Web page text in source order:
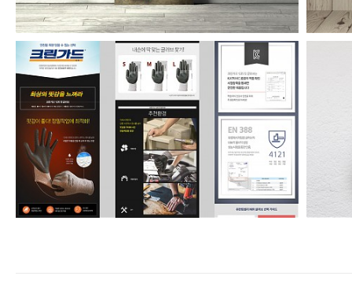
유한킴벌리 안전장갑 온라인상세페이지